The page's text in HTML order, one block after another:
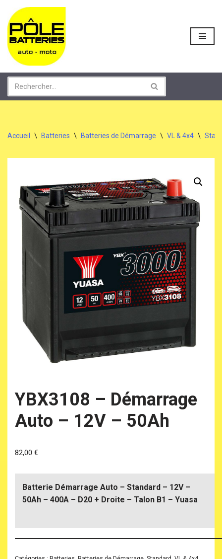
Aller
au
contenu
Accueil \ Batteries \ Batteries de Démarrage \ VL & 4x4 \
YBX3108 – Démarrage
Auto – 12V – 50Ah
82,00 €
Batterie Démarrage Auto – Standard – 12V –
50Ah – 400A – D20 + Droite – Talon B1 – Yuasa